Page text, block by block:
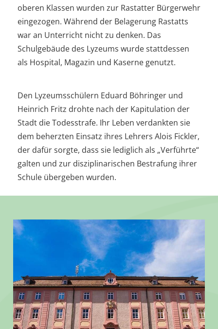
oberen Klassen wurden zur Rastatter Bürgerwehr
eingezogen. Während der Belagerung Rastatts
war an Unterricht nicht zu denken. Das
Schulgebäude des Lyzeums wurde stattdessen
als Hospital, Magazin und Kaserne genutzt.
Den Lyzeumsschülern Eduard Böhringer und
Heinrich Fritz drohte nach der Kapitulation der
Stadt die Todesstrafe. Ihr Leben verdankten sie
dem beherzten Einsatz ihres Lehrers Alois Fickler,
der dafür sorgte, dass sie lediglich als „Verführte“
galten und zur disziplinarischen Bestrafung ihrer
Schule übergeben wurden.